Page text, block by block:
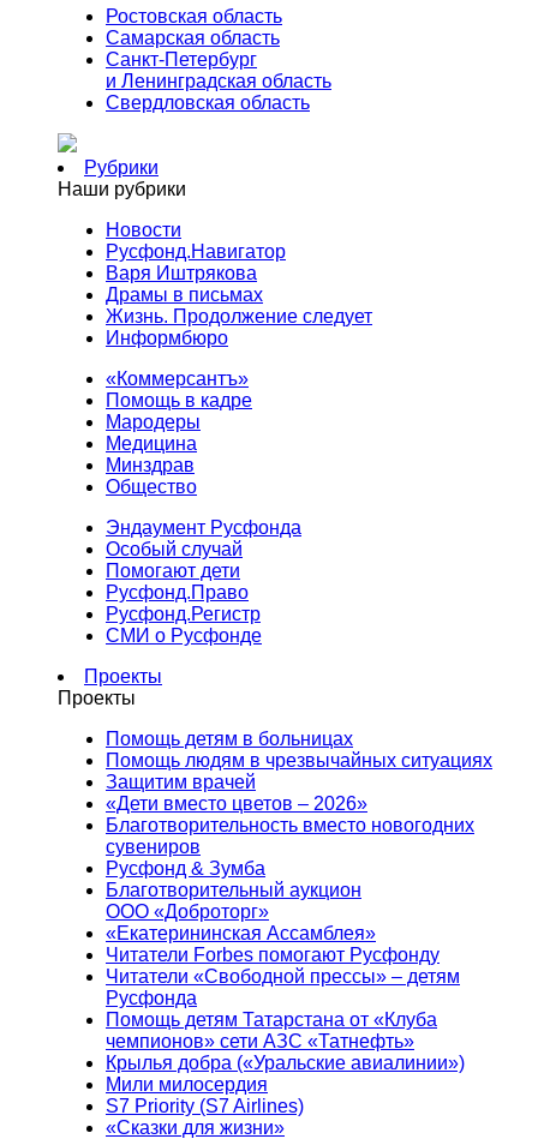
Ростовская область
Самарская область
Санкт-Петербург
и Ленинградская область
Свердловская область
Рубрики
Наши рубрики
Новости
Русфонд.Навигатор
Варя Иштрякова
Драмы в письмах
Жизнь. Продолжение следует
Информбюро
«Коммерсантъ»
Помощь в кадре
Мародеры
Медицина
Минздрав
Общество
Эндаумент Русфонда
Особый случай
Помогают дети
Русфонд.Право
Русфонд.Регистр
СМИ о Русфонде
Проекты
Проекты
Помощь детям в больницах
Помощь людям в чрезвычайных ситуациях
Защитим врачей
«Дети вместо цветов – 2026»
Благотворительность вместо новогодних
сувениров
Русфонд & Зумба
Благотворительный аукцион
ООО «Доброторг»
«Екатерининская Ассамблея»
Читатели Forbes помогают Русфонду
Читатели «Свободной прессы» – детям
Русфонда
Помощь детям Татарстана от «Клуба
чемпионов» сети АЗС «Татнефть»
Крылья добра («Уральские авиалинии»)
Мили милосердия
S7 Priority (S7 Airlines)
«Сказки для жизни»